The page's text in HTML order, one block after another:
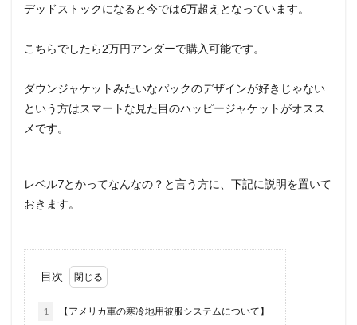
デッドストックになると今では6万超えとなっています。
こちらでしたら2万円アンダーで購入可能です。
ダウンジャケットみたいなパックのデザインが好きじゃない
という方はスマートな見た目のハッピージャケットがオスス
メです。
レベル7とかってなんなの？と言う方に、下記に説明を置いて
おきます。
目次
1 【アメリカ軍の寒冷地用被服システムについて】